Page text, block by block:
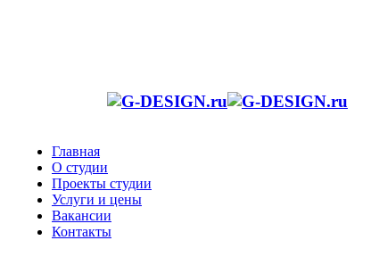
Главная
О студии
Проекты студии
Услуги и цены
Вакансии
Контакты